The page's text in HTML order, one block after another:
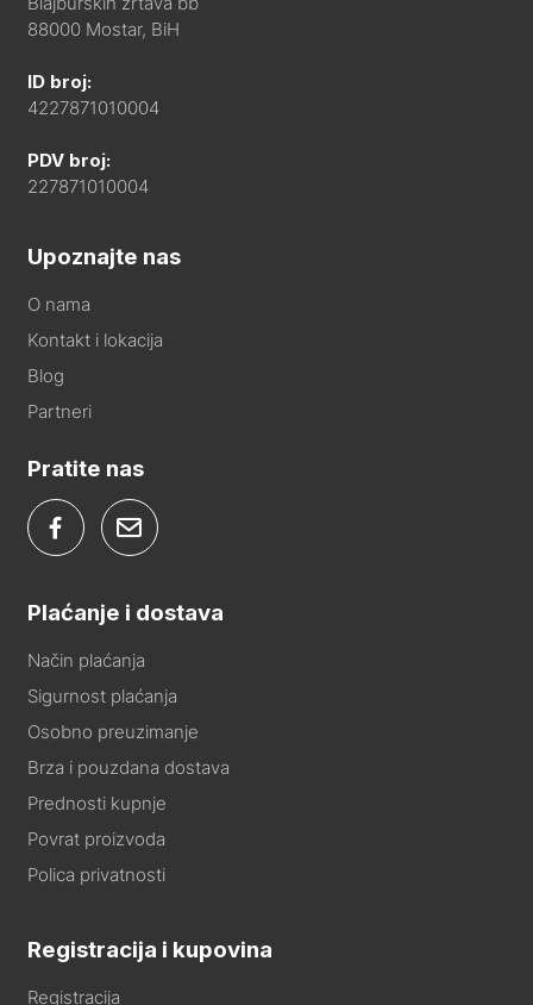
88000 Mostar, BiH
ID broj:
4227871010004
PDV broj:
227871010004
Upoznajte nas
O nama
Kontakt i lokacija
Blog
Partneri
Pratite nas
Plaćanje i dostava
Način plaćanja
Sigurnost plaćanja
Osobno preuzimanje
Brza i pouzdana dostava
Prednosti kupnje
Povrat proizvoda
Polica privatnosti
Registracija i kupovina
Registracija